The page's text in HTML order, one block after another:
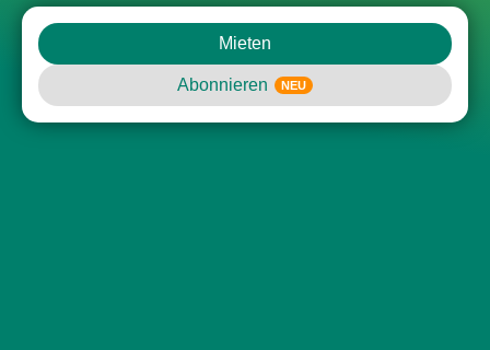
Mieten
Abonnieren NEU